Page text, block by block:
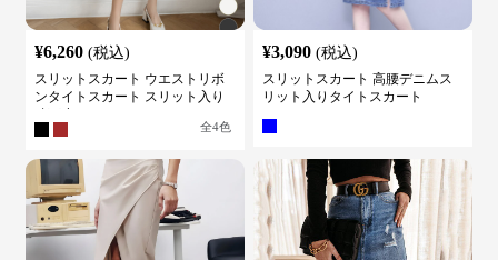
¥6,260 (税込)
スリットスカート ウエストリボ
ンタイトスカート スリット入り
全4色
¥3,090 (税込)
スリットスカート 高腰デニムス
リット入りタイトスカート